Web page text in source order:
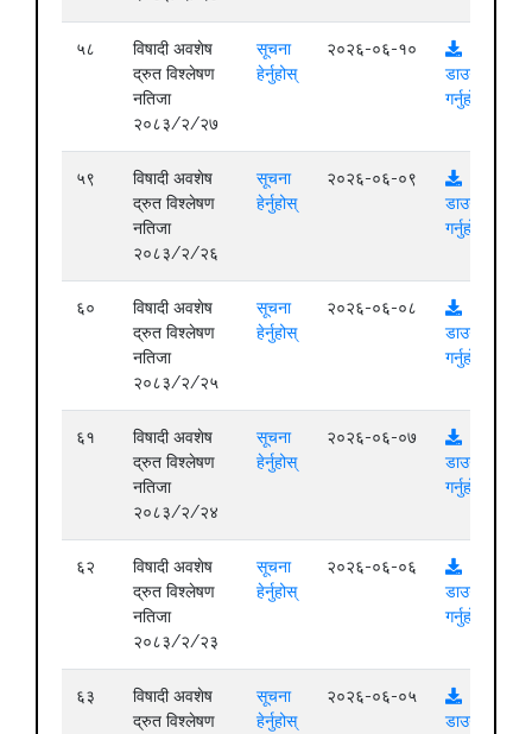
५८
विषादी अवशेष
द्रुत विश्लेषण
नतिजा
२०८३/२/२७
सूचना
हेर्नुहोस्
२०२६-०६-१०
डाउनलोड
गर्नुहोस्
५९
विषादी अवशेष
द्रुत विश्लेषण
नतिजा
२०८३/२/२६
सूचना
हेर्नुहोस्
२०२६-०६-०९
डाउनलोड
गर्नुहोस्
६०
विषादी अवशेष
द्रुत विश्लेषण
नतिजा
२०८३/२/२५
सूचना
हेर्नुहोस्
२०२६-०६-०८
डाउनलोड
गर्नुहोस्
६१
विषादी अवशेष
द्रुत विश्लेषण
नतिजा
२०८३/२/२४
सूचना
हेर्नुहोस्
२०२६-०६-०७
डाउनलोड
गर्नुहोस्
६२
विषादी अवशेष
द्रुत विश्लेषण
नतिजा
२०८३/२/२३
सूचना
हेर्नुहोस्
२०२६-०६-०६
डाउनलोड
गर्नुहोस्
६३
विषादी अवशेष
द्रुत विश्लेषण
सूचना
हेर्नुहोस्
२०२६-०६-०५
डाउनलोड